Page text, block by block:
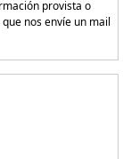
provista o
nos envíe un mail